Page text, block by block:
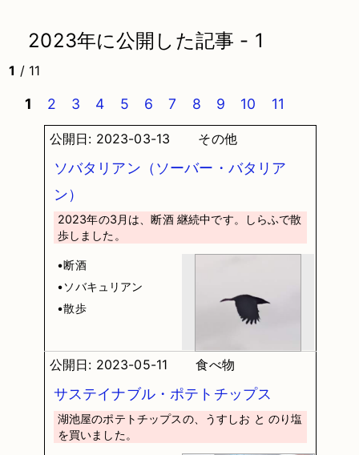
2023年に公開した記事 - 1
1 / 11
1 2 3 4 5 6 7 8 9 10 11
公開日: 2023-03-13 その他
ソバタリアン（ソーバー・バタリア
ン）
2023年の3月は、断酒 継続中です。しらふで散
歩しました。
•断酒
•ソバキュリアン
•散歩
公開日: 2023-05-11 食べ物
サステイナブル・ポテトチップス
湖池屋のポテトチップスの、うすしお と のり塩
を買いました。